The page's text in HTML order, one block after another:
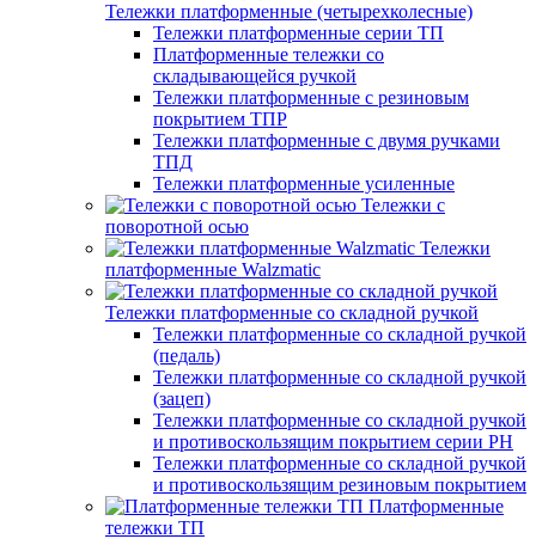
Тележки платформенные (четырехколесные)
Тележки платформенные серии ТП
Платформенные тележки со
складывающейся ручкой
Тележки платформенные с резиновым
покрытием ТПР
Тележки платформенные с двумя ручками
ТПД
Тележки платформенные усиленные
Тележки с
поворотной осью
Тележки
платформенные Walzmatic
Тележки платформенные со складной ручкой
Тележки платформенные со складной ручкой
(педаль)
Тележки платформенные со складной ручкой
(зацеп)
Тележки платформенные со складной ручкой
и противоскользящим покрытием серии PH
Тележки платформенные со складной ручкой
и противоскользящим резиновым покрытием
Платформенные
тележки ТП